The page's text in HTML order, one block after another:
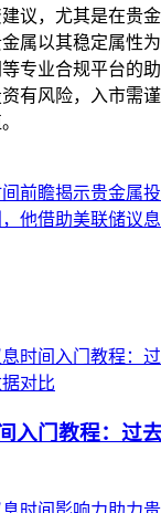
议，尤其是在贵
属以其稳定属性
专业合规平台的
有风险，入市需
前瞻揭示贵金属
他借助美联储议
入门教程：过